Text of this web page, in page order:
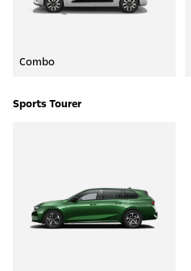
Combo
Sports Tourer